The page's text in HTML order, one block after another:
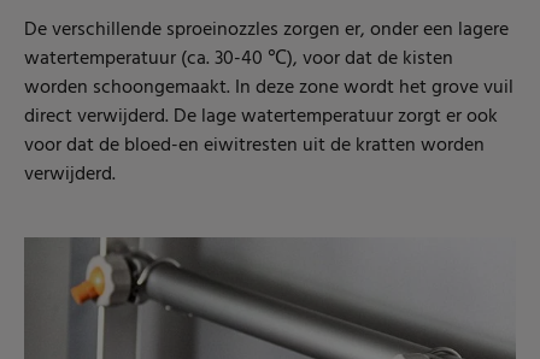
De verschillende sproeinozzles zorgen er, onder een lagere
watertemperatuur (ca. 30-40 ℃), voor dat de kisten
worden schoongemaakt. In deze zone wordt het grove vuil
direct verwijderd. De lage watertemperatuur zorgt er ook
voor dat de bloed-en eiwitresten uit de kratten worden
verwijderd.